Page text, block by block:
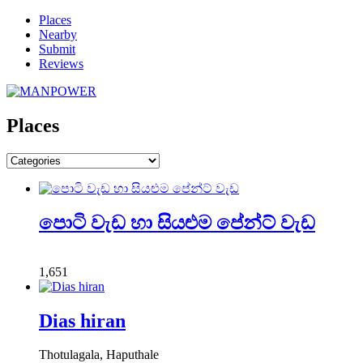
Places
Nearby
Submit
Reviews
Places
පොටි වැඩ හා සියළුම පේන්ට් වැඩ
1,651
Dias hiran
Thotulagala, Haputhale